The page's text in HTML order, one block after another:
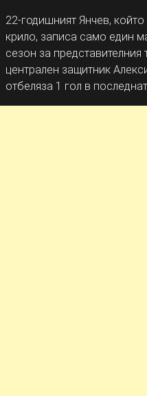
22-годишният Янчев,
крило, записа само един
сезон за
централен защитник
отбеляза 1 гол в